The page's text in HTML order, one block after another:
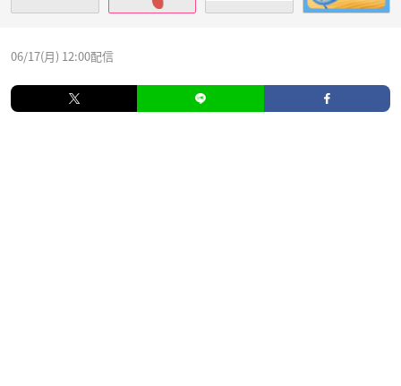
06/17(月) 12:00配信